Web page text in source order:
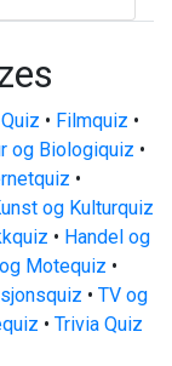
• Filmquiz •
og Biologiquiz •
•
og Kulturquiz
• Handel og
Motequiz •
• TV og
• Trivia Quiz